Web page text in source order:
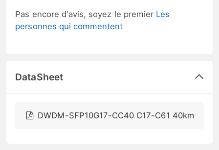
Pas encore d'avis, soyez le premier Les
personnes qui commentent
DataSheet
DWDM-SFP10G17-CC40 C17-C61 40km